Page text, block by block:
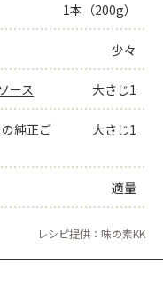
1本（200g）
少々
ース 大さじ1
の純正ご
大さじ1
適量
レシピ提供：味の素KK